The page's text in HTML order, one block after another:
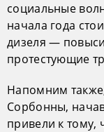
социальные
начала года
дизеля —
протестующие
Напомним
Сорбонны,
привели к тому,